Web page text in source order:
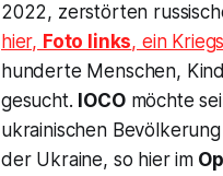
2022, zerstörten
hier, Foto links, ein
hunderte Menschen,
gesucht. IOCOmöchte
ukrainischen
der Ukraine, so hier im